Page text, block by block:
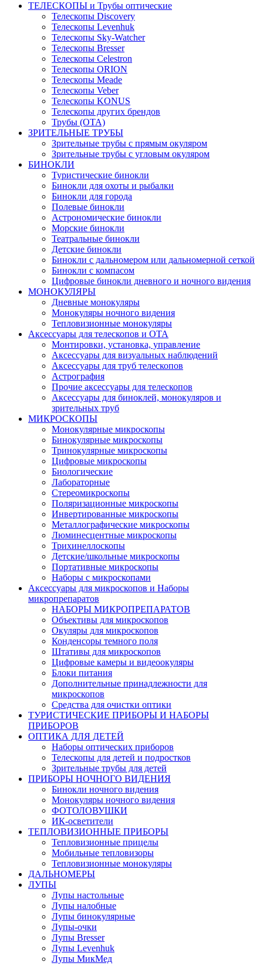
ТЕЛЕСКОПЫ и Трубы оптические
Телескопы Discovery
Телескопы Levenhuk
Телескопы Sky-Watcher
Телескопы Bresser
Телескопы Celestron
Телескопы ORION
Телескопы Meade
Телескопы Veber
Телескопы KONUS
Телескопы других брендов
Трубы (ОТА)
ЗРИТЕЛЬНЫЕ ТРУБЫ
Зрительные трубы с прямым окуляром
Зрительные трубы с угловым окуляром
БИНОКЛИ
Туристические бинокли
Бинокли для охоты и рыбалки
Бинокли для города
Полевые бинокли
Астрономические бинокли
Морские бинокли
Театральные бинокли
Детские бинокли
Бинокли с дальномером или дальномерной сеткой
Бинокли с компасом
Цифровые бинокли дневного и ночного видения
МОНОКУЛЯРЫ
Дневные монокуляры
Монокуляры ночного видения
Тепловизионные монокуляры
Аксессуары для телескопов и ОТА
Монтировки, установка, управление
Аксессуары для визуальных наблюдений
Аксессуары для труб телескопов
Астрография
Прочие аксессуары для телескопов
Аксессуары для биноклей, монокуляров и
зрительных труб
МИКРОСКОПЫ
Монокулярные микроскопы
Бинокулярные микроскопы
Тринокулярные микроскопы
Цифровые микроскопы
Биологические
Лабораторные
Стереомикроскопы
Поляризационные микроскопы
Инвертированные микроскопы
Металлографические микроскопы
Люминесцентные микроскопы
Трихинеллоскопы
Детские/школьные микроскопы
Портативные микроскопы
Наборы с микроскопами
Аксессуары для микроскопов и Наборы
микропрепаратов
НАБОРЫ МИКРОПРЕПАРАТОВ
Объективы для микроскопов
Окуляры для микроскопов
Конденсоры темного поля
Штативы для микроскопов
Цифровые камеры и видеоокуляры
Блоки питания
Дополнительные принадлежности для
микроскопов
Средства для очистки оптики
ТУРИСТИЧЕСКИЕ ПРИБОРЫ И НАБОРЫ
ПРИБОРОВ
ОПТИКА ДЛЯ ДЕТЕЙ
Наборы оптических приборов
Телескопы для детей и подростков
Зрительные трубы для детей
ПРИБОРЫ НОЧНОГО ВИДЕНИЯ
Бинокли ночного видения
Монокуляры ночного видения
ФОТОЛОВУШКИ
ИК-осветители
ТЕПЛОВИЗИОННЫЕ ПРИБОРЫ
Тепловизионные прицелы
Мобильные тепловизоры
Тепловизионные монокуляры
ДАЛЬНОМЕРЫ
ЛУПЫ
Лупы настольные
Лупы налобные
Лупы бинокулярные
Лупы-очки
Лупы Bresser
Лупы Levenhuk
Лупы МикМед